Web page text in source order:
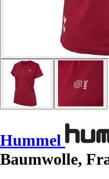
Hummel
Baumwolle,